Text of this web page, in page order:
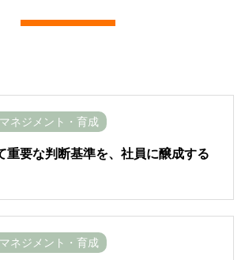
マネジメント・育成
重要な判断基準を、社員に醸成する
マネジメント・育成